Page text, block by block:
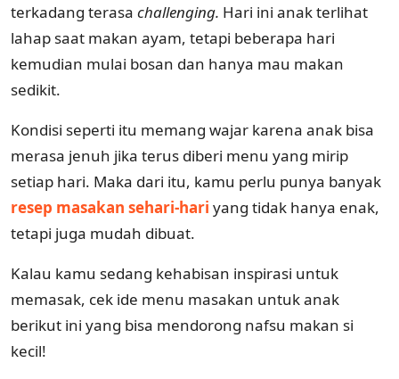
terkadang terasa challenging. Hari ini anak terlihat
lahap saat makan ayam, tetapi beberapa hari
kemudian mulai bosan dan hanya mau makan
sedikit.
Kondisi seperti itu memang wajar karena anak bisa
merasa jenuh jika terus diberi menu yang mirip
setiap hari. Maka dari itu, kamu perlu punya banyak
resep masakan sehari-hari yang tidak hanya enak,
tetapi juga mudah dibuat.
Kalau kamu sedang kehabisan inspirasi untuk
memasak, cek ide menu masakan untuk anak
berikut ini yang bisa mendorong nafsu makan si
kecil!